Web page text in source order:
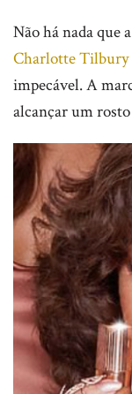
Não há nada que
Charlotte Tilbury
impecável. A
alcançar um